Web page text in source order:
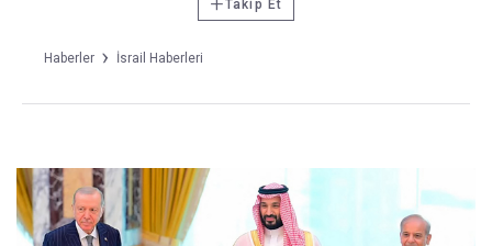
Takip Et
Haberler İsrail Haberleri